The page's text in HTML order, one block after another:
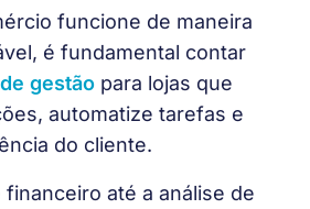
funcione de maneira
é fundamental contar
gestão para lojas que
automatize tarefas e
do cliente.
até a análise de